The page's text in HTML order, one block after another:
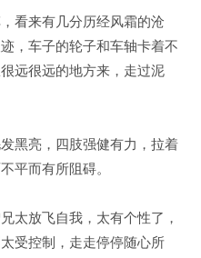
看来有几分历经风霜的沧
，车子的轮子和车轴卡着不
远很远的地方来，走过泥
黑亮，四肢强健有力，拉着
平而有所阻碍。
太放飞自我，太有个性了，
受控制，走走停停随心所